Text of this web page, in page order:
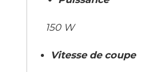
150 W
Vitesse de coupe